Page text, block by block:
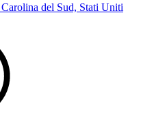
del Sud, Stati Uniti